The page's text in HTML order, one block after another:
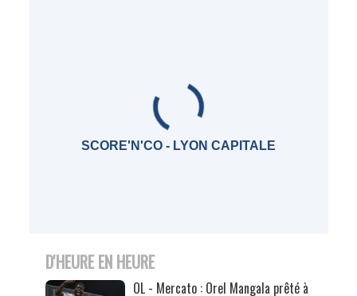
SCORE'N'CO - LYON CAPITALE
D'HEURE EN HEURE
OL - Mercato : Orel Mangala prêté à